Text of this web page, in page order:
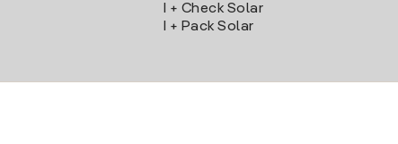
I + Check Solar
I + Pack Solar